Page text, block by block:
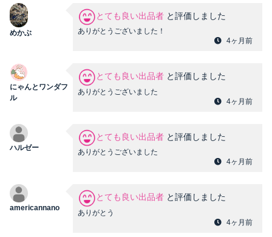
めかぶ
とても良い出品者 と評価しました
ありがとうございました！
4ヶ月前
にゃんとワンダフ
ル
とても良い出品者 と評価しました
ありがとうございました
4ヶ月前
ハルゼー
とても良い出品者 と評価しました
ありがとうございました
4ヶ月前
americannano
とても良い出品者 と評価しました
ありがとう
4ヶ月前